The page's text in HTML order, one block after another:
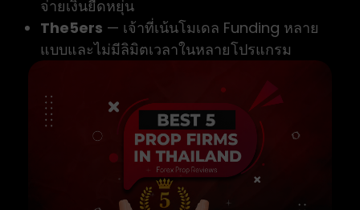
จ่ายเงินยืดหยุ่น
The5ers — เจ้าที่เน้นโมเดล Funding หลาย
แบบและไม่มีลิมิตเวลาในหลายโปรแกรม